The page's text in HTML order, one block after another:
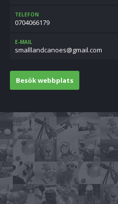
TELEFON
0704066179
E-MAIL
moc.liamg@seonacdnalllams
Besök webbplats